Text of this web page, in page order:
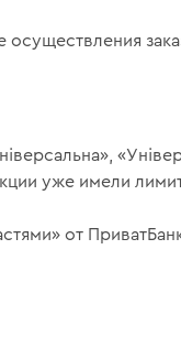
уже имели
от